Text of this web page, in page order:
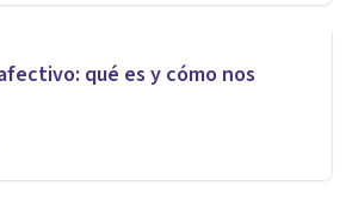
qué es y cómo nos